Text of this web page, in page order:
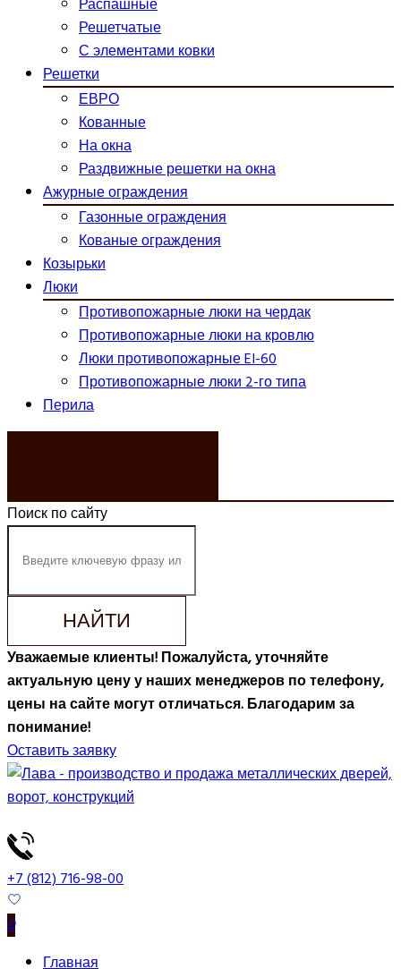
Решетчатые
С элементами ковки
Решетки
ЕВРО
Кованные
На окна
Раздвижные решетки на окна
Ажурные ограждения
Газонные ограждения
Кованые ограждения
Козырьки
Люки
Противопожарные люки на чердак
Противопожарные люки на кровлю
Люки противопожарные EI-60
Противопожарные люки 2-го типа
Перила
Поиск по сайту
НАЙТИ
Уважаемые клиенты! Пожалуйста, уточняйте
актуальную цену у наших менеджеров по телефону,
цены на сайте могут отличаться. Благодарим за
понимание!
Оставить заявку
+7 (812) 716-98-00
0
Главная